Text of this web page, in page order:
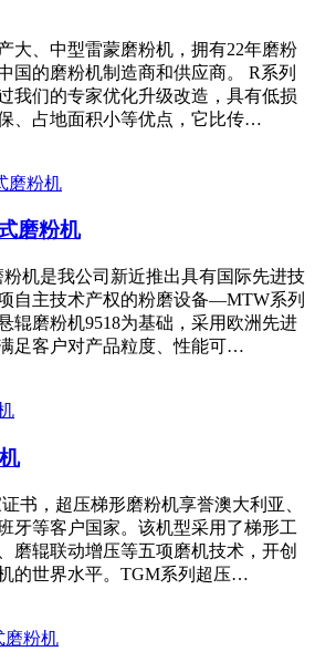
大、中型雷蒙磨粉机，拥有22年磨粉
国的磨粉机制造商和供应商。 R系列
我们的专家优化升级改造，具有低损
、占地面积小等优点，它比传…
磨粉机
机是我公司新近推出具有国际先进技
自主技术产权的粉磨设备—MTW系列
辊磨粉机9518为基础，采用欧洲先进
足客户对产品粒度、性能可…
书，超压梯形磨粉机享誉澳大利亚、
牙等客户国家。该机型采用了梯形工
磨辊联动增压等五项磨机技术，开创
的世界水平。TGM系列超压…